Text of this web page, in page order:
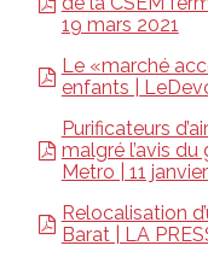
19 mars 2021
Le «marché
enfants |
Purificateurs
malgré l’avis
Metro | 11
Relocalisation
Barat | LA